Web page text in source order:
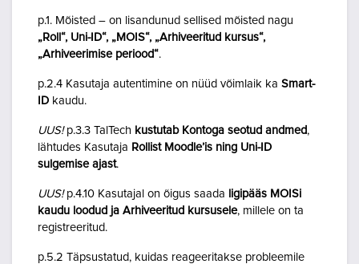
p.1. Mõisted – on lisandunud sellised mõisted nagu
„Roll“, Uni-ID“, „MOIS“, „Arhiveeritud kursus“,
„Arhiveerimise periood“.
p.2.4 Kasutaja autentimine on nüüd võimlaik ka Smart-
ID kaudu.
UUS!p.3.3 TalTech kustutab Kontoga seotud andmed,
lähtudes Kasutaja Rollist Moodle’is ning Uni-ID
sulgemise ajast.
UUS!p.4.10 Kasutajal on õigus saada ligipääs MOISi
kaudu loodud ja Arhiveeritud kursusele, millele on ta
registreeritud.
p.5.2 Täpsustatud, kuidas reageeritakse probleemile